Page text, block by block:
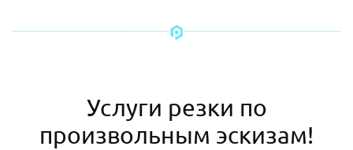
Услуги резки по
произвольным эскизам!